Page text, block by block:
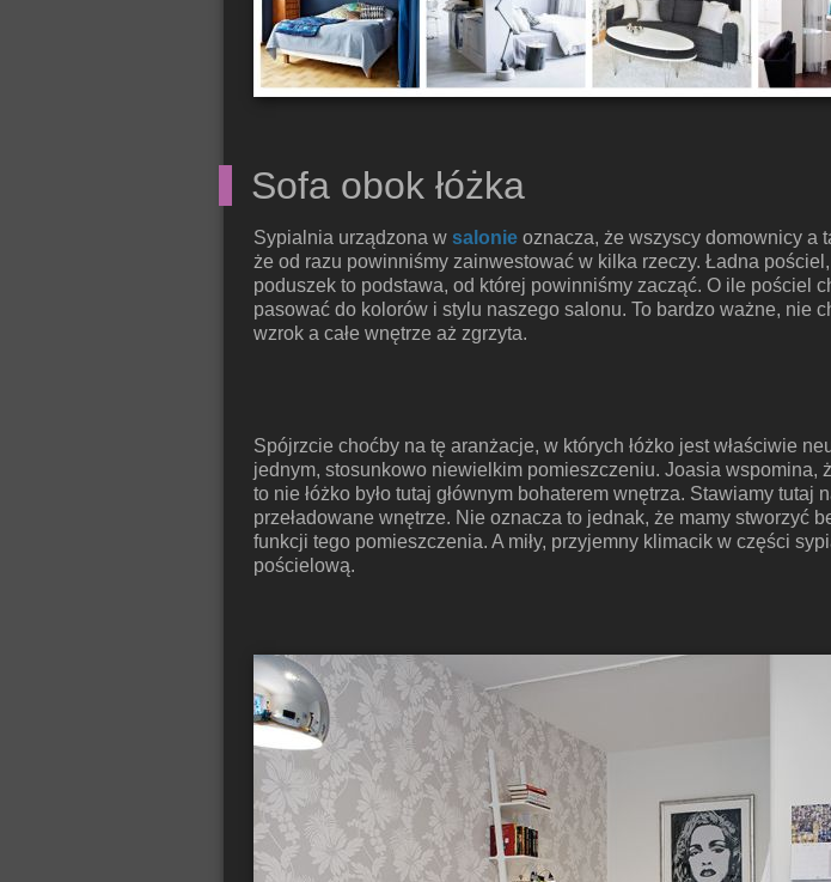
Sofa obok łóżka
Sypialnia urządzona w salonie oznacza, że wszyscy domownicy a
że od razu powinniśmy zainwestować w kilka rzeczy. Ładna
poduszek to podstawa, od której powinniśmy zacząć. O ile pościel
pasować do kolorów i stylu naszego salonu. To bardzo ważne, nie
wzrok a całe wnętrze aż zgrzyta.
Spójrzcie choćby na tę aranżacje, w których łóżko jest właściwie
jednym, stosunkowo niewielkim pomieszczeniu. Joasia wspomina,
to nie łóżko było tutaj głównym bohaterem wnętrza. Stawiamy tutaj
przeładowane wnętrze. Nie oznacza to jednak, że mamy stworzyć
funkcji tego pomieszczenia. A miły, przyjemny klimacik w części
pościelową.